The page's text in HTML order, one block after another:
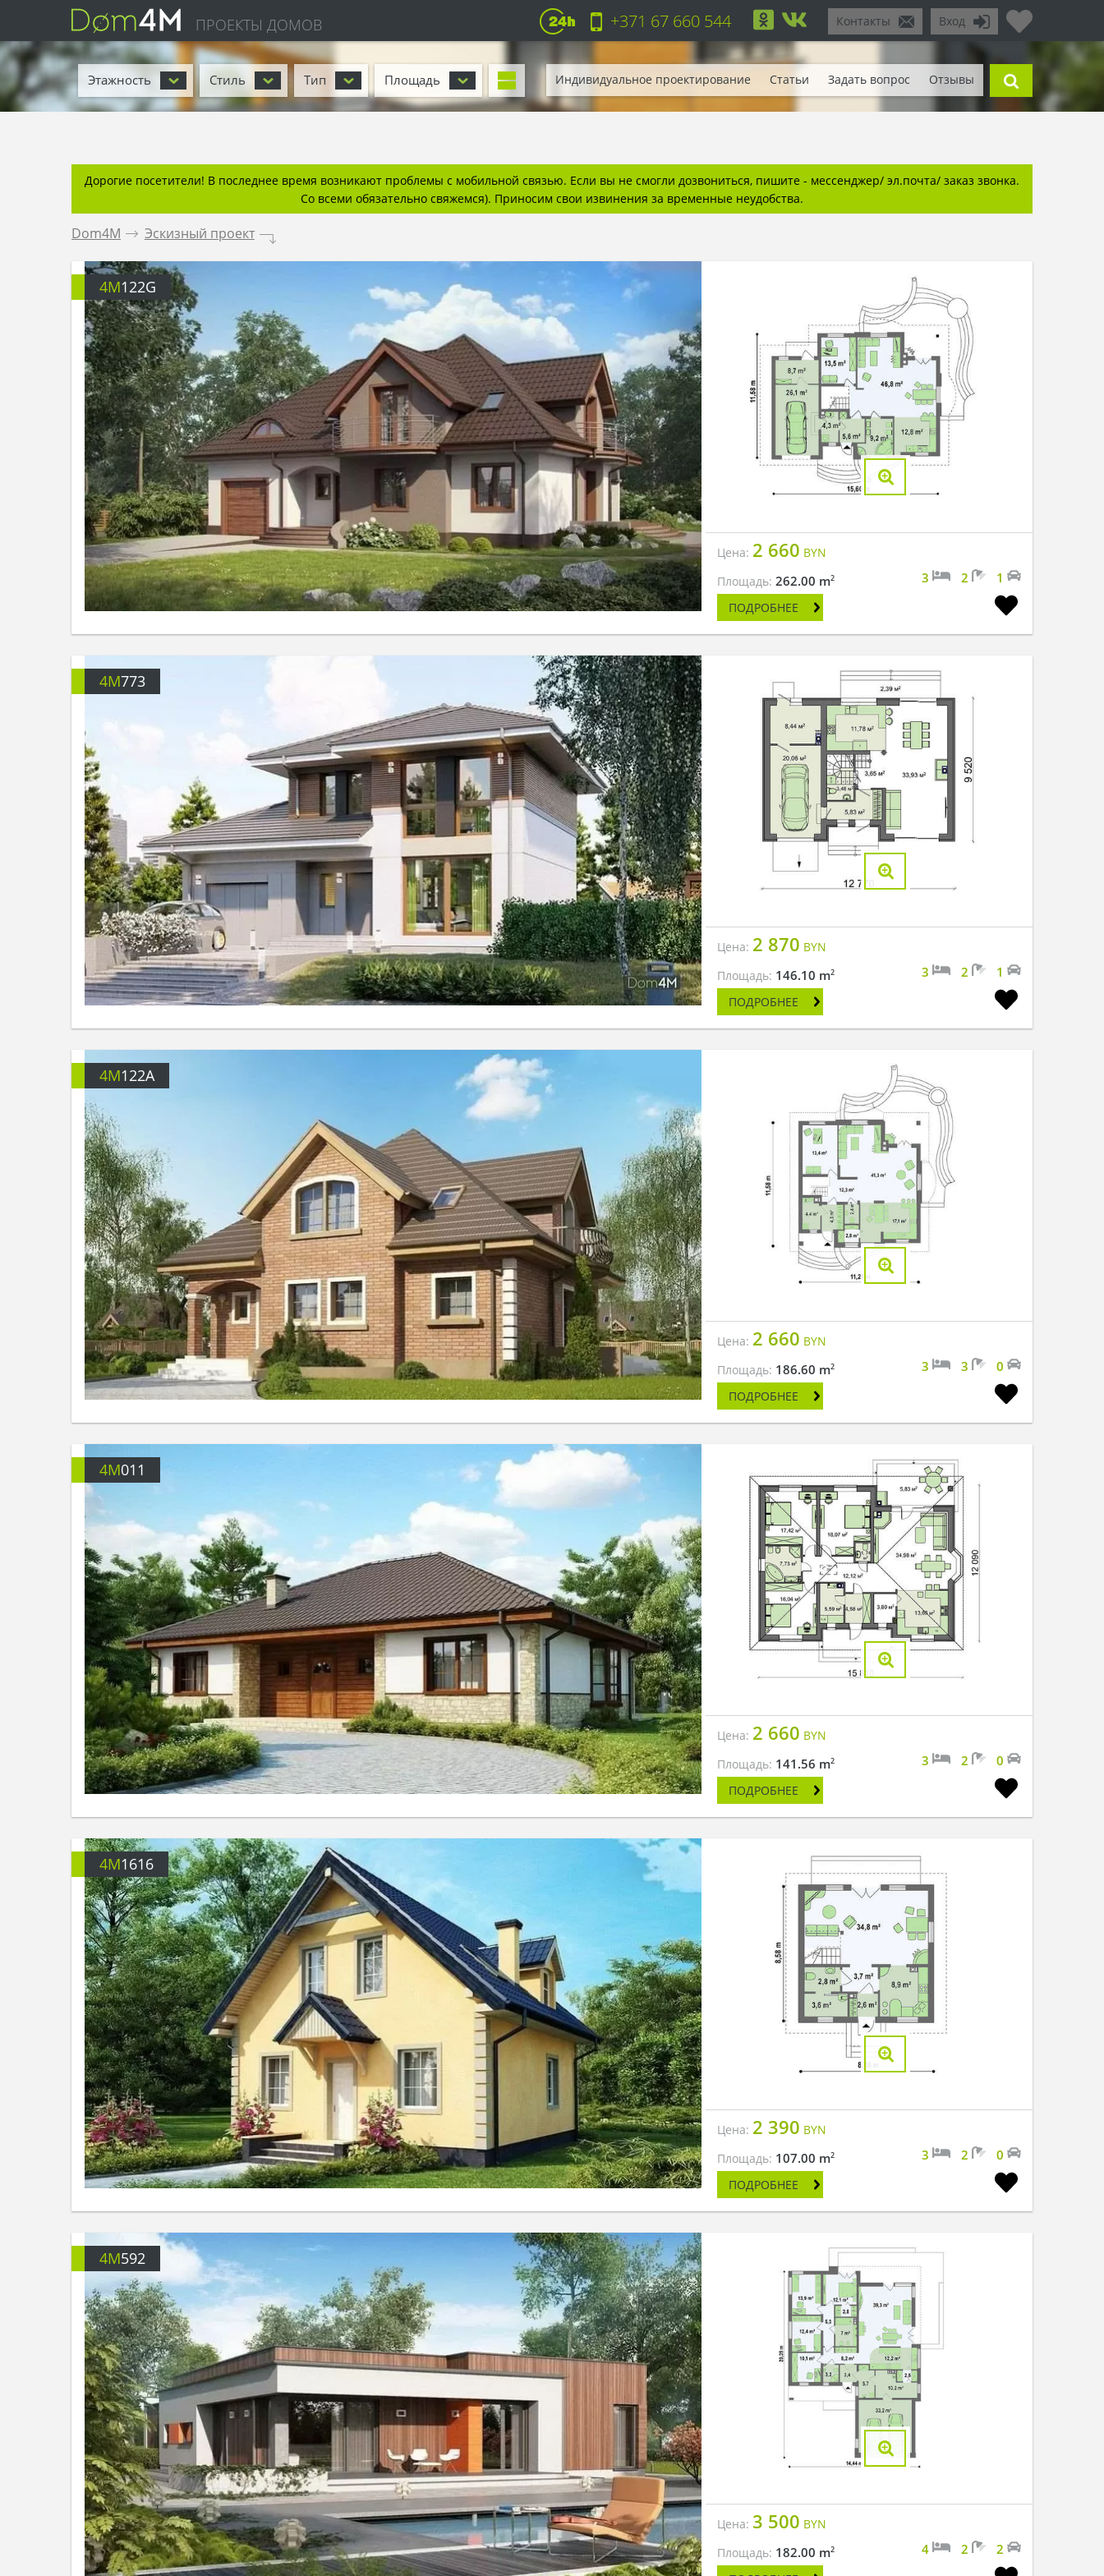
ПРОЕКТЫ ДОМОВ Вход
Контакты
+371 67 660 544
Этажность Стиль Тип Площадь Индивидуальное проектирование Статьи Задать вопрос Отзывы
Дорогие посетители! В последнее время возникают проблемы с мобильной связью. Если вы не смогли дозвониться, пишите - мессенджер/ эл.почта/ заказ звонка.
Со всеми обязательно свяжемся). Приносим свои извинения за временные неудобства.
Dom4M . Эскизный проект .
4M122G
Цена: 2 660 BYN
Площадь:262.00 m2 3 2 1
ПОДРОБНЕЕ
4M773
Цена: 2 870 BYN
Площадь: 146.10 m2 3 2 1
ПОДРОБНЕЕ
4M122A
Цена: 2 660 BYN
Площадь: 186.60 m2 3 3 0
ПОДРОБНЕЕ
4M011
Цена: 2 660 BYN
Площадь: 141.56 m2 3 2 0
ПОДРОБНЕЕ
4M1616
Цена: 2 390 BYN
Площадь: 107.00 m2 3 2 0
ПОДРОБНЕЕ
4M592
Цена: 3 500 BYN
Площадь: 182.00 m2 4 2 2